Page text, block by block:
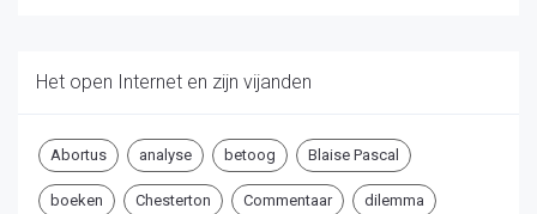
Het open Internet en zijn vijanden
Abortus analyse betoog Blaise Pascal
boeken Chesterton Commentaar dilemma